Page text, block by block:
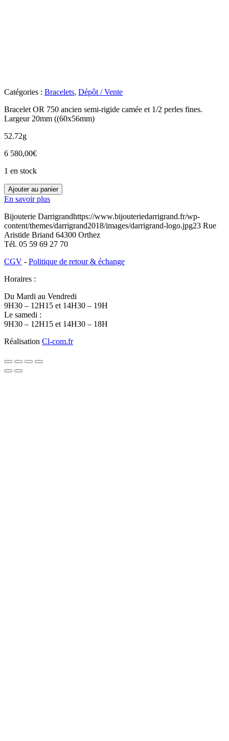
Catégories : Bracelets, Dépôt / Vente
Bracelet OR 750 ancien semi-rigide camée et 1/2 perles fines.
Largeur 20mm ((60x56mm)
52.72g
6 580,00€
1 en stock
quantité
de
O3300098
Ajouter au panier
En savoir plus
Bijouterie Darrigrandhttps://www.bijouteriedarrigrand.fr/wp-
content/themes/darrigrand2018/images/darrigrand-logo.jpg23 Rue
Aristide Briand 64300 Orthez
Tél. 05 59 69 27 70
CGV - Politique de retour & échange
Horaires :
Du Mardi au Vendredi
9H30 – 12H15 et 14H30 – 19H
Le samedi :
9H30 – 12H15 et 14H30 – 18H
Réalisation Cl-com.fr